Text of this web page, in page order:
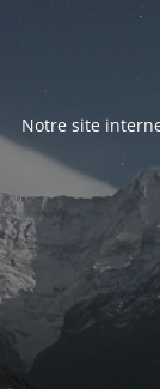
Notre site